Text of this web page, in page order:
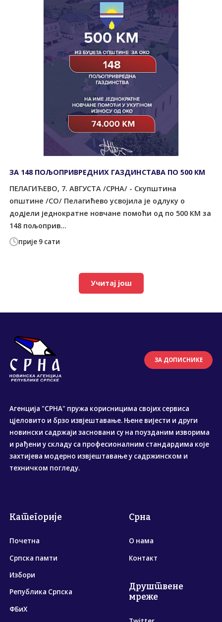
прије 9 сати
ЗА 148 ПОЉОПРИВРЕДНИХ ГАЗДИНСТАВА ПО 500 КМ
ПЕЛАГИЋЕВО, 7. АВГУСТА /СРНА/ - Скупштина
општине /СО/ Пелагићево усвојила је одлуку о
додјели једнократне новчане помоћи од по 500 КМ за
148 пољоприв...
Учитај још
ЗА ДОПИСНИКЕ
Агенција "СРНА" пружа корисницима својих сервиса
цјеловито и брзо извјештавање. Њене вијести и други
новински садржаји засновани су на поузданим изворима
и рађени у складу са професионалним стандардима које
захтијева модерно извјештавање у садржинском и
техничком погледу.
Категорије
Почетна
Српска памти
Избори
Република Српска
ФБиХ
Срна
О нама
Контакт
Друштвене
мреже